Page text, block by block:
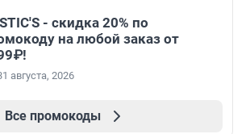
- скидка 20% по
на любой заказ от
августа, 2026
Все промокоды